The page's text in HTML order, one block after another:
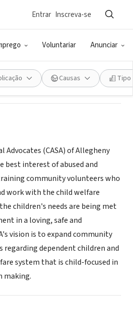
Voluntariar Anunciar
Entrar Inscreva-se
Causas Tipo
County
Advocates (CASA) of Allegheny
best interest of abused and
community volunteers who
work with the child welfare
children's needs are being met
in a loving, safe and
vision is to expand community
regarding dependent children and
system that is child-focused in
making.